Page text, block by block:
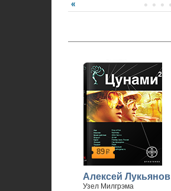
89р
Алексей Лукьянов
Узел Милгрэма